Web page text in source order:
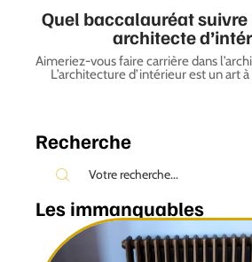
Quel baccalauréat
architecte
Aimeriez-vous faire carrière dans
L’architecture d’intérieur est un art
Recherche
Les immanquables